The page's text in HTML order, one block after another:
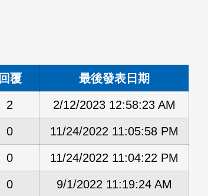
回覆 最後發表日期
2 2/12/2023 12:58:23 AM
0 11/24/2022 11:05:58 PM
0 11/24/2022 11:04:22 PM
0 9/1/2022 11:19:24 AM